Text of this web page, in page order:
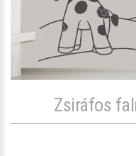
Zsiráfos